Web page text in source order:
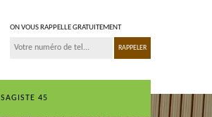
ON VOUS RAPPELLE GRATUITEMENT
45